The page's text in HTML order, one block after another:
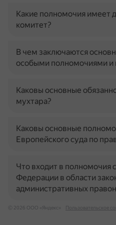
Какие полномочия имеет
комитет?
В чем заключаются
особыми полномочиями и
Каковы основные
мухтара?
Каковы основные
Европейского суда по
Что входит в полномочия
Федерации в области
административных
© 2026 ООО «Яндекс» Пользовательское